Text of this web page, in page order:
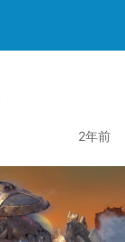
2年前